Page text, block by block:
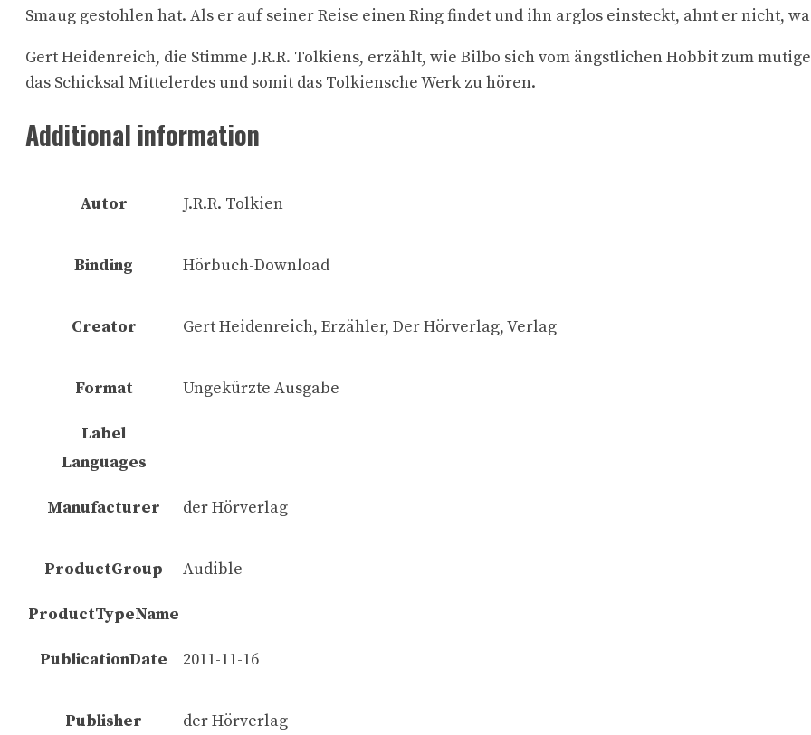
Smaug gestohlen hat. Als er auf seiner Reise einen Ring findet und ihn arglos einsteckt, ahnt er nicht,
Gert Heidenreich, die Stimme J.R.R. Tolkiens, erzählt, wie Bilbo sich vom ängstlichen Hobbit zum
das Schicksal Mittelerdes und somit das Tolkiensche Werk zu hören.
Additional information
Autor J.R.R. Tolkien
Binding Hörbuch-Download
Creator Gert Heidenreich, Erzähler, Der Hörverlag, Verlag
Format Ungekürzte Ausgabe
Label
Languages
Manufacturer der Hörverlag
ProductGroup Audible
ProductTypeName
PublicationDate 2011-11-16
Publisher der Hörverlag